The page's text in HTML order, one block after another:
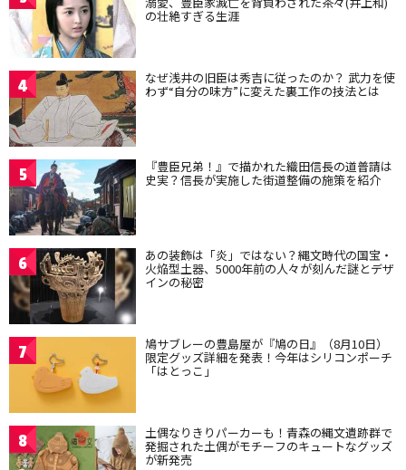
の壮絶すぎる生涯
4 なぜ浅井の旧臣は秀吉に従ったのか？ 武力を使
わず“自分の味方”に変えた裏工作の技法とは
5 『豊臣兄弟！』で描かれた織田信長の道普請は
史実？信長が実施した街道整備の施策を紹介
6 あの装飾は「炎」ではない？縄文時代の国宝・
火焔型土器、5000年前の人々が刻んだ謎とデザ
インの秘密
7 鳩サブレーの豊島屋が『鳩の日』（8月10日）
限定グッズ詳細を発表！今年はシリコンポーチ
「はとっこ」
8 土偶なりきりパーカーも！青森の縄文遺跡群で
発掘された土偶がモチーフのキュートなグッズ
が新発売